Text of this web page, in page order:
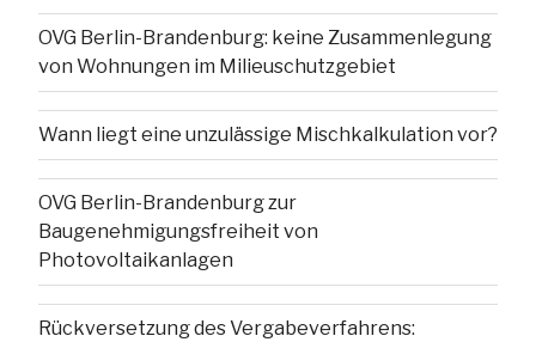
OVG Berlin-Brandenburg: keine Zusammenlegung
von Wohnungen im Milieuschutzgebiet
Wann liegt eine unzulässige Mischkalkulation vor?
OVG Berlin-Brandenburg zur
Baugenehmigungsfreiheit von
Photovoltaikanlagen
Rückversetzung des Vergabeverfahrens: